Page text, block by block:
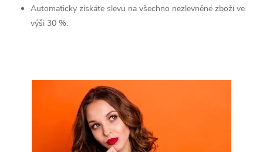
Automaticky získáte slevu na všechno nezlevněné zboží ve
výši 30 %.